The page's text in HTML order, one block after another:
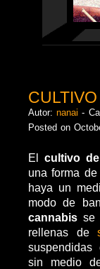
Autor:nanai -
Posted on
El cultivo
una forma
haya un
modo de
cannabis se
rellenas de
sin medio